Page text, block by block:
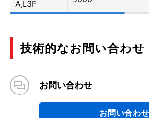
A,L3F
技術的なお問い合わせ
お問い合わせ
お問い合わせ